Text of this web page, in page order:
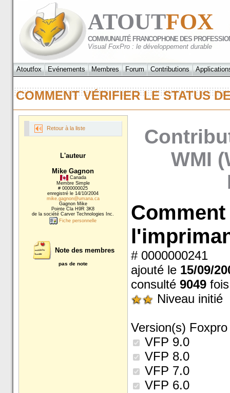
ATOUTFOX
COMMUNAUTÉ FRANCOPHONE DES
Visual FoxPro : le développement durable
Atoutfox Evénements Membres Forum Contributions
COMMENT VÉRIFIER LE STATUS
Retour à la liste
L'auteur
Mike Gagnon
Canada
Membre Simple
# 0000000025
enregistré le 14/10/2004
mike.gagnon@umana.ca
Gagnon Mike
Pointe Cla H9R 3K8
de la société Carver Technologies Inc.
Fiche personnelle
Note des membres
pas de note
WMI
# 0000000241
ajouté le 15/09/
consulté 9049fois
Niveau initié
Version(s)
VFP 9.0
VFP 8.0
VFP 7.0
VFP 6.0